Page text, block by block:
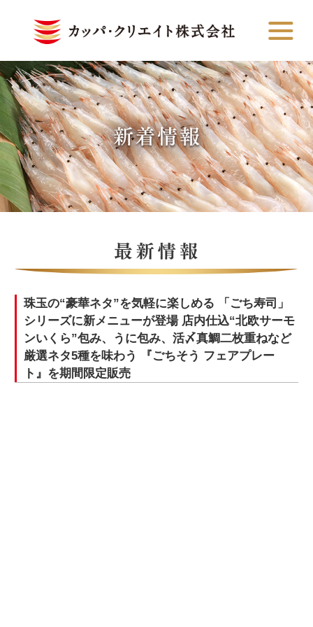
珠玉の“豪華ネタ”を気軽に楽しめる 「ごち寿司」
シリーズに新メニューが登場 店内仕込“北欧サーモ
ンいくら”包み、うに包み、活〆真鯛二枚重ねなど
厳選ネタ5種を味わう 『ごちそう フェアプレー
ト』を期間限定販売